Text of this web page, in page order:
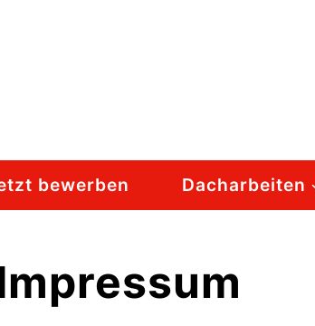
bewerben Dacharbeiten